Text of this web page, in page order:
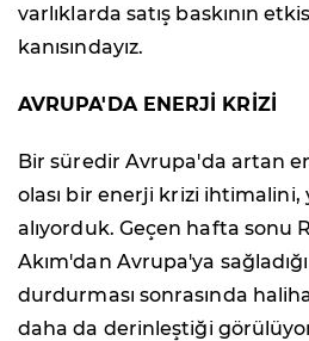
varlıklarda satış baskının
kanısındayız.
AVRUPA'DA ENERJİ KRİZİ
Bir süredir Avrupa'da artan
olası bir enerji krizi ihtimalini,
alıyorduk. Geçen hafta sonu
Akım'dan Avrupa'ya sağladığı
durdurması sonrasında
daha da derinleştiği